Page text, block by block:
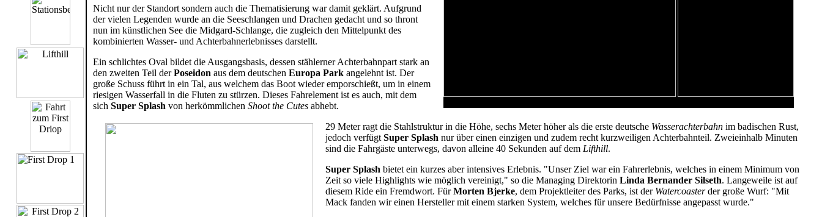
Nicht nur der Standort sondern auch die Thematisierung war damit geklärt. Aufgrund
der vielen Legenden wurde an die Seeschlangen und Drachen gedacht und so thront
nun im künstlichen See die Midgard-Schlange, die zugleich den Mittelpunkt des
kombinierten Wasser- und Achterbahnerlebnisses darstellt.
Ein schlichtes Oval bildet die Ausgangsbasis, dessen stählerner Achterbahnpart stark an
den zweiten Teil derPoseidon aus dem deutschen Europa Park angelehnt ist. Der
große Schuss führt in ein Tal, aus welchem das Boot wieder emporschießt, um in einem
riesigen Wasserfall in die Fluten zu stürzen. Dieses Fahrelement ist es auch, mit dem
sich Super Splash von herkömmlichen Shoot the Cutes abhebt.
29 Meter ragt die Stahlstruktur in die Höhe, sechs Meter höher als die erste deutsche Wasserachterbahn im badischen Rust,
jedoch verfügt Super Splash nur über einen einzigen und zudem recht kurzweiligen Achterbahnteil. Zweieinhalb Minuten
sind die Fahrgäste unterwegs, davon alleine 40 Sekunden auf dem Lifthill.
Super Splash bietet ein kurzes aber intensives Erlebnis. "Unser Ziel war ein Fahrerlebnis, welches in einem Minimum von
Zeit so viele Highlights wie möglich vereinigt," so die Managing Direktorin Linda Bernander Silseth. Langeweile ist auf
diesem Ride ein Fremdwort. FürMorten Bjerke, dem Projektleiter des Parks, ist der Watercoasterder große Wurf: "Mit
Mack fanden wir einen Hersteller mit einem starken System, welches für unsere Bedürfnisse angepasst wurde."